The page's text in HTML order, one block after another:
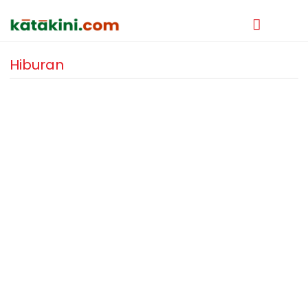
Hiburan